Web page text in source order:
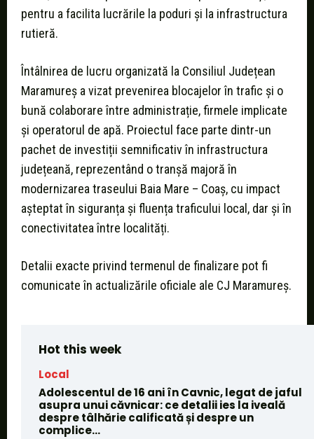
pentru a facilita lucrările la poduri și la infrastructura
rutieră.
Întâlnirea de lucru organizată la Consiliul Județean
Maramureș a vizat prevenirea blocajelor în trafic și o
bună colaborare între administrație, firmele implicate
și operatorul de apă. Proiectul face parte dintr-un
pachet de investiții semnificativ în infrastructura
județeană, reprezentând o tranșă majoră în
modernizarea traseului Baia Mare – Coaș, cu impact
așteptat în siguranța și fluența traficului local, dar și în
conectivitatea între localități.
Detalii exacte privind termenul de finalizare pot fi
comunicate în actualizările oficiale ale CJ Maramureș.
Hot this week
Local
Adolescentul de 16 ani în Cavnic, legat de jaful
asupra unui căvnicar: ce detalii ies la iveală
despre tâlhărie calificată și despre un
complice...